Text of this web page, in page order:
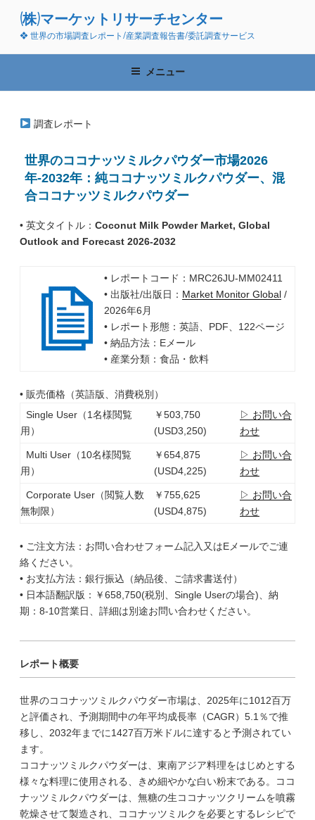
ン
(株)マーケットリサーチセンター
❖ 世界の市場調査レポート/産業調査報告書/委託調査サービス
メニュー
調査レポート
世界のココナッツミルクパウダー市場2026
年-2032年：純ココナッツミルクパウダー、混
合ココナッツミルクパウダー
• 英文タイトル： Coconut Milk Powder Market, Global
Outlook and Forecast 2026-2032
• レポートコード：MRC26JU-MM02411
• 出版社/出版日： Market Monitor Global/
2026年6月
• レポート形態：英語、PDF、122ページ
• 納品方法：Eメール
• 産業分類：食品・飲料
• 販売価格（英語版、消費税別）
Single User（1名様閲覧
用）
￥503,750
(USD3,250)
▷ お問い合
わせ
Multi User（10名様閲覧
用）
￥654,875
(USD4,225)
▷ お問い合
わせ
Corporate User（閲覧人数
無制限）
￥755,625
(USD4,875)
▷ お問い合
わせ
• ご注文方法：お問い合わせフォーム記入又はEメールでご連
絡ください。
• お支払方法：銀行振込（納品後、ご請求書送付）
• 日本語翻訳版：￥658,750(税別、Single Userの場合)、納
期：8-10営業日、詳細は別途お問い合わせください。
レポート概要
世界のココナッツミルクパウダー市場は、2025年に1012百万
と評価され、予測期間中の年平均成長率（CAGR）5.1％で推
移し、2032年までに1427百万米ドルに達すると予測されてい
ます。
ココナッツミルクパウダーは、東南アジア料理をはじめとする
様々な料理に使用される、きめ細やかな白い粉末である。ココ
ナッツミルクパウダーは、無糖の生ココナッツクリームを噴霧
乾燥させて製造され、ココナッツミルクを必要とするレシピで